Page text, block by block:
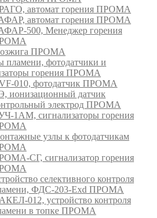
автомат горения ПРОМА
автомат горения ПРОМА
500, Менеджер горения
ПРОМА
пламени, фотодатчики и
горения ПРОМА
010, фотодатчик ПРОМА
ионизационный датчик
электрод ПРОМА
1АМ, сигнализаторы горения
узлы к фотодатчикам
СГ, сигнализатор горения
селективного контроля
ФДС-203-Exd ПРОМА
012, устройство контроля
в топке ПРОМА